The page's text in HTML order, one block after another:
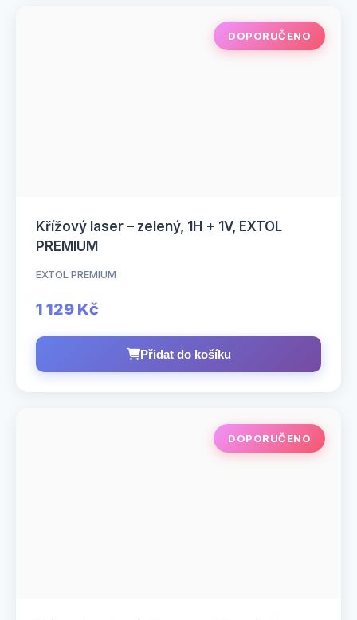
DOPORUČENO
Křížový laser – zelený, 1H + 1V, EXTOL
PREMIUM
EXTOL PREMIUM
1 129 Kč
Přidat do košíku
DOPORUČENO